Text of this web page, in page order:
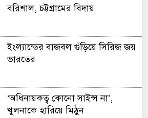
বরিশাল, চট্টগ্রামের বিদায়
ইংল্যান্ডের বাজবল গুঁড়িয়ে সিরিজ জয়
ভারতের
‘অধিনায়কত্ব কোনো সাইন্স না’,
খুলনাকে হারিয়ে মিঠুন